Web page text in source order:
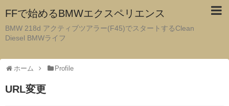
FFで始めるBMWエクスペリエンス
BMW 218d アクティブツアラー(F45)でスタートするClean
Diesel BMWライフ
ホーム Profile
URL変更